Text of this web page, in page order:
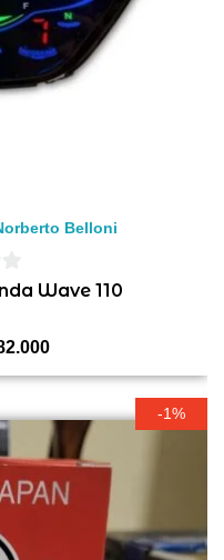
Belloni
Wave 110
El
precio
es:
$ 82.000.
-1%